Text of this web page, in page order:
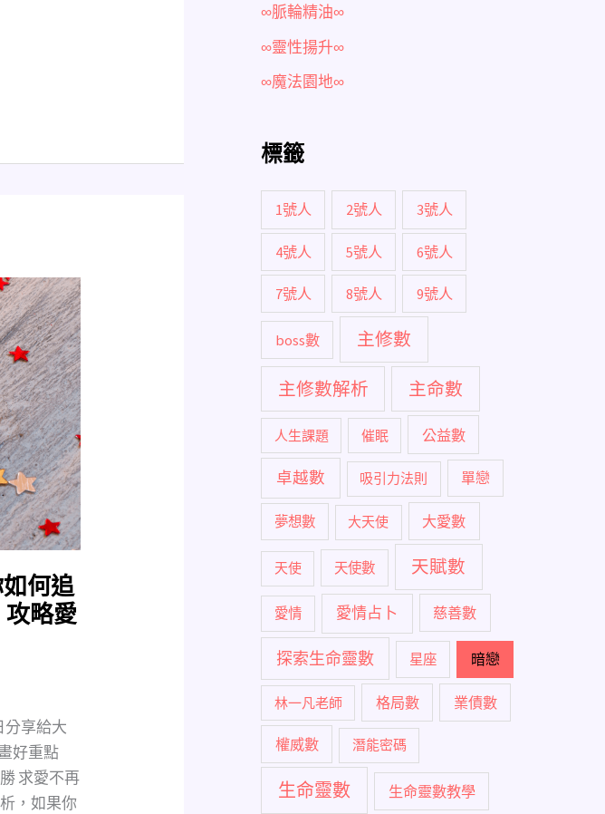
何追
略愛
分享給大
好重點
求愛不再
，如果你
∞脈輪精油∞
∞靈性揚升∞
∞魔法園地∞
標籤
1號人 2號人 3號人
4號人 5號人 6號人
7號人 8號人 9號人
boss數 主修數
主修數解析 主命數
人生課題 催眠 公益數
卓越數 吸引力法則 單戀
夢想數 大天使 大愛數
天使 天使數 天賦數
愛情 愛情占卜 慈善數
探索生命靈數 星座 暗戀
林一凡老師 格局數 業債數
權威數 潛能密碼
生命靈數 生命靈數教學